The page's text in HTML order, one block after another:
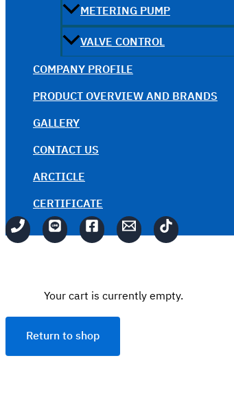
METERING PUMP
VALVE CONTROL
COMPANY PROFILE
PRODUCT OVERVIEW AND BRANDS
GALLERY
CONTACT US
ARCTICLE
CERTIFICATE
Your cart is currently empty.
Return to shop